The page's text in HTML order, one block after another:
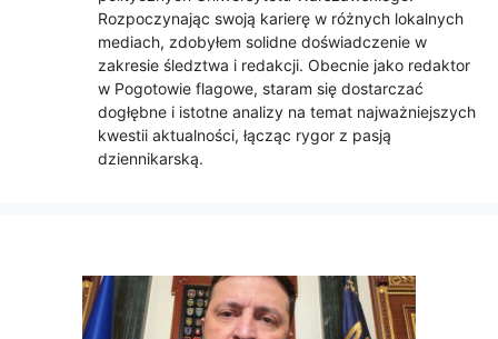
Rozpoczynając swoją karierę w różnych lokalnych
mediach, zdobyłem solidne doświadczenie w
zakresie śledztwa i redakcji. Obecnie jako redaktor
w Pogotowie flagowe, staram się dostarczać
dogłębne i istotne analizy na temat najważniejszych
kwestii aktualności, łącząc rygor z pasją
dziennikarską.